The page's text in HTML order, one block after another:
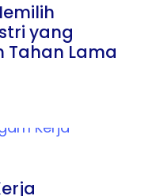
yang
Tahan Lama